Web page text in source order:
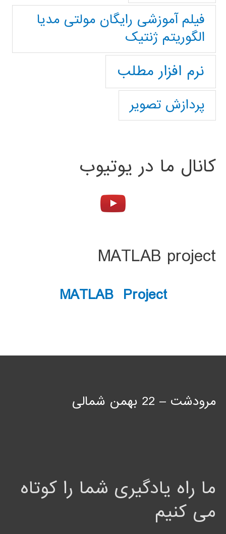
فیلم آموزشی رایگان مولتی مدیا
الگوریتم ژنتیک
نرم افزار مطلب
پردازش تصویر
کانال ما در یوتیوب
MATLAB project
MATLAB Project
مرودشت – 22 بهمن شمالی
ما راه یادگیری شما را کوتاه
می کنیم